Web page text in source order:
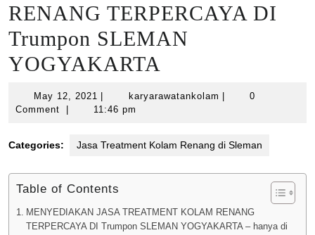
RENANG TERPERCAYA DI
Trumpon SLEMAN
YOGYAKARTA
May 12, 2021 May
12,
karyarawatankolam karyarawatankolam
0
Comment
11:46 pm
Categories: Jasa Treatment Kolam Renang di Sleman
Table of Contents
MENYEDIAKAN JASA TREATMENT KOLAM RENANG
TERPERCAYA DI Trumpon SLEMAN YOGYAKARTA – hanya di